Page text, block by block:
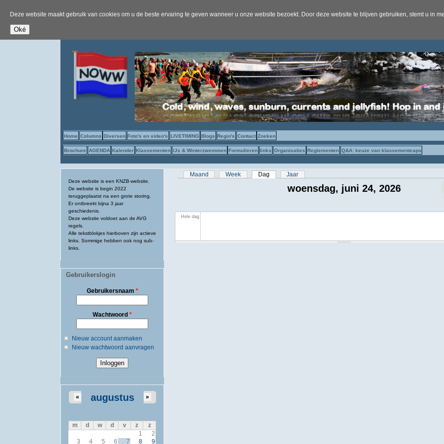
Deze website maakt gebruik van cookies om u de beste ervaring te geven wanneer u onze website bezoekt. Door deze website te blijven gebruiken, stemt u in
Home Columns Diversen Foto's en video's LIVETIMING Blogs Regio's Contact Zoeken
Brochure AGENDA Kalender Klassementen IJs & Winterzwemmen Formulieren links Organisaties Reglementen Q&A: keuze van klassementcaps
Deze website is een KNZB-website.
De website is begin 2022
teruggeplaatst na een grote storing.
Er ontbreekt bijna 3 jaar
geschiedenis.
Deze website voldoet aan de AVG
regels.
Alle tekstblokjes hierboven zijn actieve
links. Sommige hebben ook nog sub-
links.
Gebruikerslogin
Gebruikersnaam *
Wachtwoord *
Nieuw account aanmaken
Nieuw wachtwoord aanvragen
augustus
« »
m d w d v z
z
1
2
3
4 5 6 7 8
9
Primaire tabs
Maand Week Dag (actieve tabblad)
Jaar
woensdag, juni 24, 2026
Hele dag